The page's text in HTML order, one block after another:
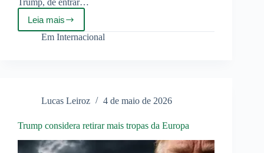
Trump, de entrar…
Leia mais
Guerra
contra
Trump
Em Internacional
Lucas Leiroz 4 de maio de 2026
Trump considera retirar mais tropas da Europa